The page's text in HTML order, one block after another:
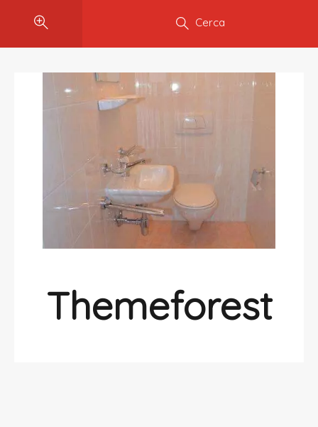
Cerca
Themeforest